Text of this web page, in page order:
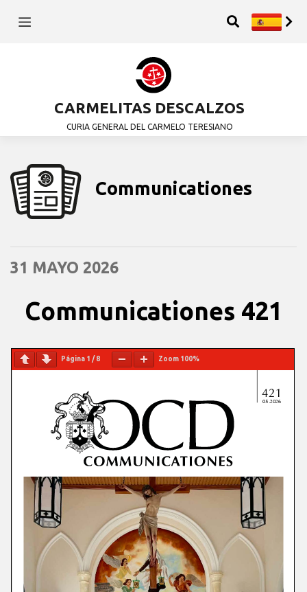
CARMELITAS DESCALZOS
CURIA GENERAL DEL CARMELO TERESIANO
Communicationes
31 MAYO 2026
Communicationes 421
Página 1 /8 Zoom 100%